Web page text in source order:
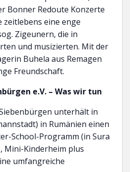
Bonner Redoute Konzerte
eine enge
Zigeunern, die in
und musizierten. Mit der
Buhela aus Remagen
Freundschaft.
e.V. – Was wir tun
unterhält in
in Rumänien einen
School-Programm (in Sura
Mini-Kinderheim plus
umfangreiche